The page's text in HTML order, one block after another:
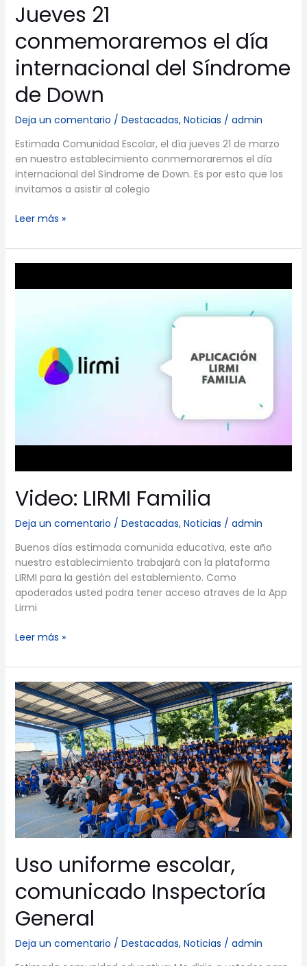
Jueves 21
conmemoraremos el día
internacional del Síndrome
de Down
Deja un comentario / Destacadas, Noticias / admin
Estimada Comunidad Escolar, el día jueves 21 de marzo
en nuestro establecimiento conmemoraremos el día
internacional del Síndrome de Down. Es por esto que los
invitamos a asistir al colegio
Leer más »
Video: LIRMI Familia
Deja un comentario / Destacadas, Noticias / admin
Buenos días estimada comunida educativa, este año
nuestro establecimiento trabajará con la plataforma
LIRMI para la gestión del establemiento. Como
apoderados usted podra tener acceso atraves de la App
Lirmi
Leer más »
Uso uniforme escolar,
comunicado Inspectoría
General
Deja un comentario / Destacadas, Noticias / admin
Uso
uniforme
escolar,
comunicado
Inspectoría
General